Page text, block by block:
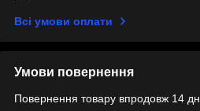
Всі умови оплати
Умови повернення
Повернення товару впродовж 14